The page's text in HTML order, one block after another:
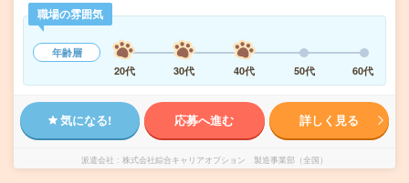
職場の雰囲気
年齢層
20代
30代 40代 50代 60代
気になる! 応募へ進む 詳しく見る
派遣会社 株式会社綜合キャリアオプション 製造事業部（全国）